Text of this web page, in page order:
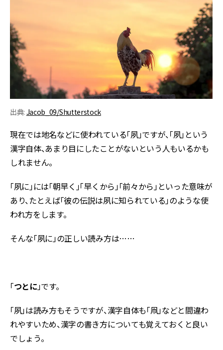
出典: Jacob_09/Shutterstock
現在では地名などに使われている「夙」ですが、「夙」という
漢字自体、あまり目にしたことがないという人もいるかも
しれません。
「夙に」には「朝早く」「早くから」「前々から」といった意味が
あり、たとえば「彼の伝説は夙に知られている」のような使
われ方をします。
そんな「夙に」の正しい読み方は……
「つとに」です。
「夙」は読み方もそうですが、漢字自体も「凧」などと間違わ
れやすいため、漢字の書き方についても覚えておくと良い
でしょう。